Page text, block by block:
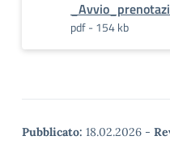
pdf - 154 kb
Pubblicato: 18.02.2026 -